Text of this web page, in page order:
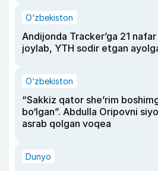
O‘zbekiston
Andijonda Tracker’ga 21
joylab, YTH sodir etgan
O‘zbekiston
“Sakkiz qator she’rim
bo‘lgan”. Abdulla Oripovni
asrab qolgan voqea
Dunyo